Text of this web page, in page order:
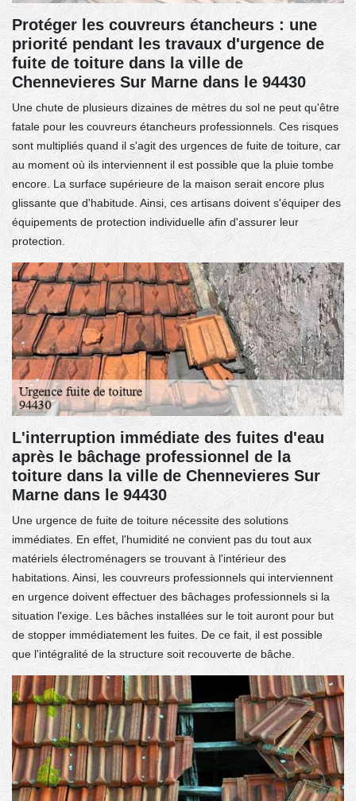
Protéger les couvreurs étancheurs : une
priorité pendant les travaux d'urgence de
fuite de toiture dans la ville de
Chennevieres Sur Marne dans le 94430
Une chute de plusieurs dizaines de mètres du sol ne peut qu'être
fatale pour les couvreurs étancheurs professionnels. Ces risques
sont multipliés quand il s'agit des urgences de fuite de toiture, car
au moment où ils interviennent il est possible que la pluie tombe
encore. La surface supérieure de la maison serait encore plus
glissante que d'habitude. Ainsi, ces artisans doivent s'équiper des
équipements de protection individuelle afin d'assurer leur
protection.
L'interruption immédiate des fuites d'eau
après le bâchage professionnel de la
toiture dans la ville de Chennevieres Sur
Marne dans le 94430
Une urgence de fuite de toiture nécessite des solutions
immédiates. En effet, l'humidité ne convient pas du tout aux
matériels électroménagers se trouvant à l'intérieur des
habitations. Ainsi, les couvreurs professionnels qui interviennent
en urgence doivent effectuer des bâchages professionnels si la
situation l'exige. Les bâches installées sur le toit auront pour but
de stopper immédiatement les fuites. De ce fait, il est possible
que l'intégralité de la structure soit recouverte de bâche.